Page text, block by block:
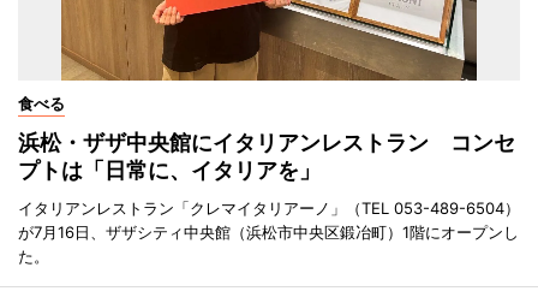
食べる
浜松・ザザ中央館にイタリアンレストラン コンセ
プトは「日常に、イタリアを」
イタリアンレストラン「クレマイタリアーノ」（TEL 053-489-6504）
が7月16日、ザザシティ中央館（浜松市中央区鍛冶町）1階にオープンし
た。